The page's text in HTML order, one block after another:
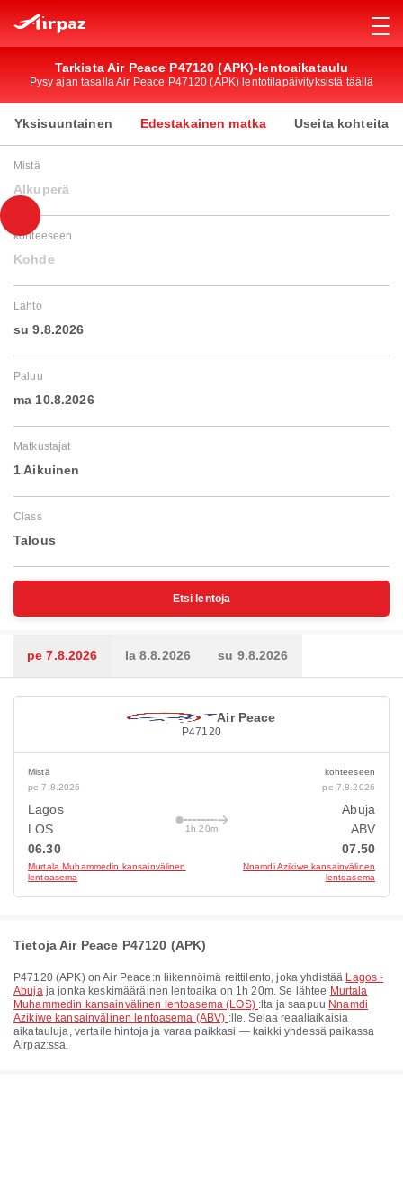
Tarkista Air Peace P47120 (APK)-lentoaikataulu
Pysy ajan tasalla Air Peace P47120 (APK) lentotilapäivityksistä täällä
Yksisuuntainen Edestakainen matka Useita kohteita
Mistä
Alkuperä
kohteeseen
Kohde
Lähtö
su 9.8.2026
Paluu
ma 10.8.2026
Matkustajat
1 Aikuinen
Class
Talous
Etsi lentoja
pe 7.8.2026 la 8.8.2026 su 9.8.2026
Air Peace
P47120
Mistä
pe 7.8.2026
Lagos
LOS
06.30
Murtala Muhammedin kansainvälinen
lentoasema
1h 20m
kohteeseen
pe 7.8.2026
Abuja
ABV
07.50
Nnamdi Azikiwe kansainvälinen
lentoasema
Tietoja Air Peace P47120 (APK)
P47120(APK) onAir Peace :n liikennöimä reittilento, joka yhdistää Lagos -
Abujaja jonka keskimääräinen lentoaika on 1h 20m. Se lähtee Murtala
Muhammedin kansainvälinen lentoasema (LOS) :lta ja saapuu Nnamdi
Azikiwe kansainvälinen lentoasema (ABV) :lle. Selaa reaaliaikaisia
aikatauluja, vertaile hintoja ja varaa paikkasi — kaikki yhdessä paikassa
Airpaz:ssa.